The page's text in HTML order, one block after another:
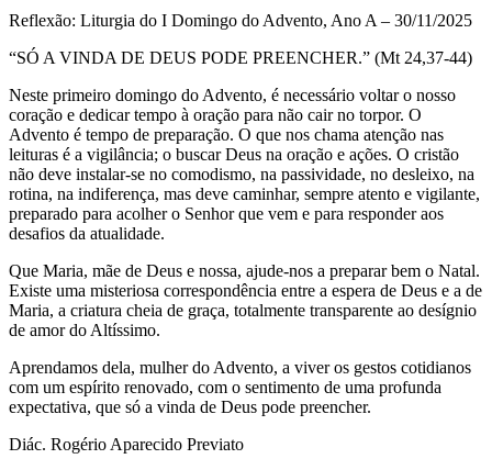
Reflexão: Liturgia do I Domingo do Advento, Ano A – 30/11/2025
“SÓ A VINDA DE DEUS PODE PREENCHER.” (Mt 24,37-44)
Neste primeiro domingo do Advento, é necessário voltar o nosso
coração e dedicar tempo à oração para não cair no torpor. O
Advento é tempo de preparação. O que nos chama atenção nas
leituras é a vigilância; o buscar Deus na oração e ações. O cristão
não deve instalar-se no comodismo, na passividade, no desleixo, na
rotina, na indiferença, mas deve caminhar, sempre atento e vigilante,
preparado para acolher o Senhor que vem e para responder aos
desafios da atualidade.
Que Maria, mãe de Deus e nossa, ajude-nos a preparar bem o Natal.
Existe uma misteriosa correspondência entre a espera de Deus e a de
Maria, a criatura cheia de graça, totalmente transparente ao desígnio
de amor do Altíssimo.
Aprendamos dela, mulher do Advento, a viver os gestos cotidianos
com um espírito renovado, com o sentimento de uma profunda
expectativa, que só a vinda de Deus pode preencher.
Diác. Rogério Aparecido Previato